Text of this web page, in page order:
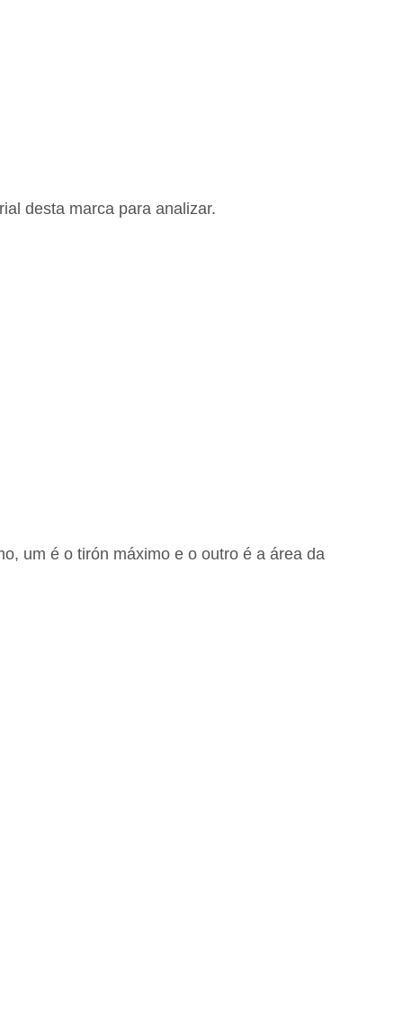
desta marca para analizar.
um é o tirón máximo e o outro é a área da